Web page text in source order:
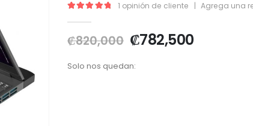
1 opinión de cliente | Agrega una
₡820,000 ₡782,500
Solo nos quedan: